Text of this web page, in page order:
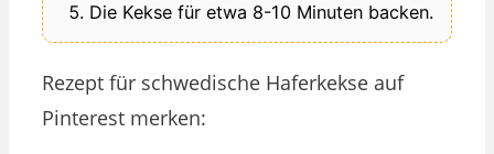
Die Kekse für etwa 8-10 Minuten backen.
Rezept für schwedische Haferkekse auf
Pinterest merken: